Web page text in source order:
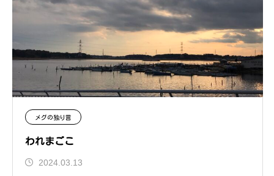
メグの独り言
われまごこ
2024.03.13